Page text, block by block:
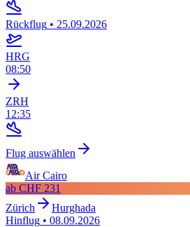
Rückflug • 25.09.2026
HRG
08:50
ZRH
12:35
Flug auswählen
Air Cairo
ab CHF 231
Zürich
Hurghada
Hinflug • 08.09.2026